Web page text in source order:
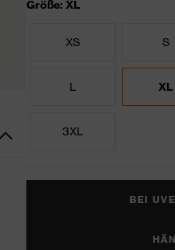
Größe: XL
XS S
L XL
3XL
BEI